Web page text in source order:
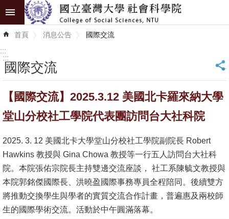
跳到主要內容區塊
進
階
識
學
位
研
首頁 消息公告 國際交流
:::
:::
國際交流 _
【國際交流】2025.3.12 美國北卡羅來納大學
堂山分校社工學院代表團訪問台大社科院
2025. 3. 12 美國北卡大學堂山分校社工學院副院長 Robert
Hawkins 教授與 Gina Chowa 教授等一行五人訪問台大社科
院。本院張佑宗院長主持雙邊交流座談， 社工系陳毓文教授與
本院郭銘傑國際長、洪曉盈國際事務專員全程陪同。後續雙方
將推動交換學生與學者的實質交流合作計畫，普遍惠及兩校師
生的國際學術交流。活動於中午圓滿落幕。